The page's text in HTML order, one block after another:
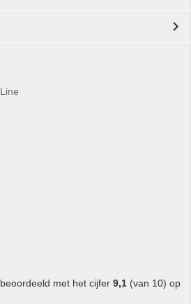
met het cijfer 9,1 (van 10) op